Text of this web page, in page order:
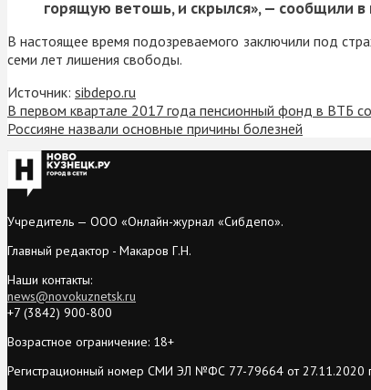
горящую ветошь, и скрылся», — сообщили
В настоящее время подозреваемого заключили под
семи лет лишения свободы.
Источник: sibdepo.ru
В первом квартале 2017 года пенсионный фонд в ВТБ
Россияне назвали основные причины болезней
Учредитель — ООО «Онлайн-журнал «Сибдепо».
Главный редактор - Макаров Г.Н.
Наши контакты:
news@novokuznetsk.ru
+7 (3842) 900-800
Возрастное ограничение: 18+
Регистрационный номер СМИ ЭЛ №ФС 77-79664 от 27.11.2020